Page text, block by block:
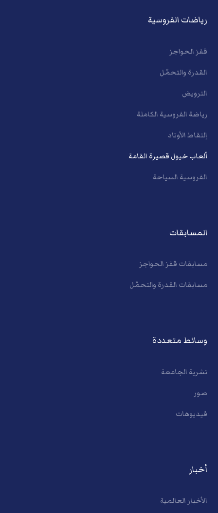
رياضات الفروسية
قفز الحواجز
القدرة والتحمّل
الترويض
رياضة الفروسية الكاملة
إلتقاط الأوتاد
ألعاب خيول قصيرة القامة
الفروسية السياحة
المسابقات
مسابقات قفز الحواجز
مسابقات القدرة والتحمّل
وسائط متعددة
نشرية الجامعة
صور
فيديوهات
أخبار
الأخبار العالمية